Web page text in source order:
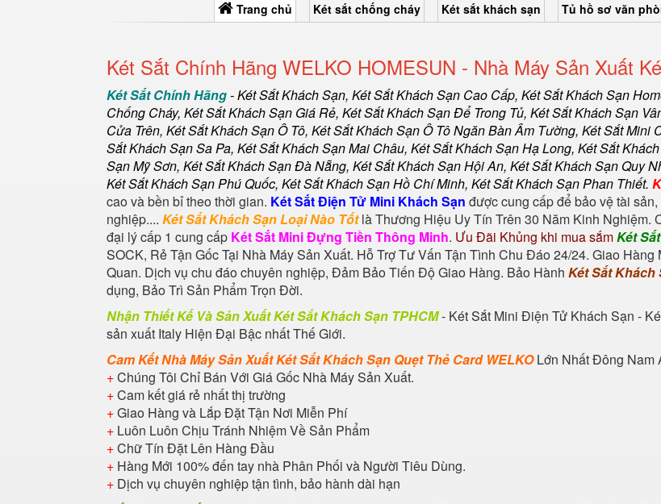
Trang chủ Két sắt chống cháy Két sắt khách sạn Tủ hồ sơ văn
Két Sắt Chính Hãng WELKO HOMESUN - Nhà Máy Sản Xuất
Két Sắt Chính Hãng-Két Sắt Khách Sạn, Két Sắt Khách Sạn Cao Cấp, Két Sắt Khách Sạn
Chống Cháy, Két Sắt Khách Sạn Giá Rẻ, Két Sắt Khách Sạn Để Trong Tủ, Két Sắt Khách Sạn
Cửa Trên, Két Sắt Khách Sạn Ô Tô, Két Sắt Khách Sạn Ô Tô Ngăn Bàn Âm Tường, Két Sắt
Sắt Khách Sạn Sa Pa, Két Sắt Khách Sạn Mai Châu, Két Sắt Khách Sạn Hạ Long, Két Sắt
Sạn Mỹ Sơn, Két Sắt Khách Sạn Đà Nẵng, Két Sắt Khách Sạn Hội An, Két Sắt Khách Sạn Quy
Két Sắt Khách Sạn Phú Quốc, Két Sắt Khách Sạn Hồ Chí Minh, Két Sắt Khách Sạn Phan Thiết.
cao và bền bỉ theo thời gian. Két Sắt Điện Tử Mini Khách Sạn được cung cấp để bảo vệ tài
nghiệp.... Két Sắt Khách Sạn Loại Nào Tốtlà Thương Hiệu Uy Tín Trên 30 Năm Kinh Nghiệm.
đại lý cấp 1 cung cấp Két Sắt Mini Đựng Tiền Thông Minh. Ưu Đãi Khủng khi mua sắmKét
SOCK, Rẻ Tận Gốc Tại Nhà Máy Sản Xuất. Hỗ Trợ Tư Vấn Tận Tình Chu Đáo 24/24. Giao
Quan. Dịch vụ chu đáo chuyên nghiệp, Đảm Bảo Tiến Độ Giao Hàng. Bảo Hành Két Sắt Khách
dụng, Bảo Trì Sản Phẩm Trọn Đời.
Nhận Thiết Kế Và Sản XuấtKét Sắt Khách Sạn TPHCM- Két Sắt Mini Điện Tử Khách Sạn -
sản xuất Italy Hiện Đại Bậc nhất Thế Giới.
Cam Kết Nhà Máy Sản XuấtKét Sắt Khách Sạn Quẹt Thẻ CardWELKOLớn Nhất Đông Nam
+Chúng Tôi Chỉ Bán Với Giá Gốc Nhà Máy Sản Xuất.
+Cam kết giá rẻ nhất thị trường
+Giao Hàng và Lắp Đặt Tận Nơi Miễn Phí
+ Luôn Luôn Chịu Tránh Nhiệm Về Sản Phẩm
+Chữ Tín Đặt Lên Hàng Đầu
+ Hàng Mới 100% đến tay nhà Phân Phối và Người Tiêu Dùng.
+ Dịch vụ chuyên nghiệp tận tình, bảo hành dài hạn